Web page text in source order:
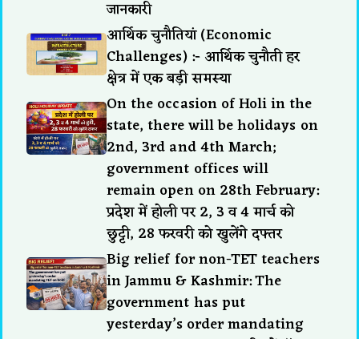
जानकारी
आर्थिक चुनौतियां (Economic
Challenges) :- आर्थिक चुनौती हर
क्षेत्र में एक बड़ी समस्या
On the occasion of Holi in the
state, there will be holidays on
2nd, 3rd and 4th March;
government offices will
remain open on 28th February:
प्रदेश में होली पर 2, 3 व 4 मार्च को
छुट्टी, 28 फरवरी को खुलेंगे दफ्तर
Big relief for non-TET teachers
in Jammu & Kashmir: The
government has put
yesterday’s order mandating